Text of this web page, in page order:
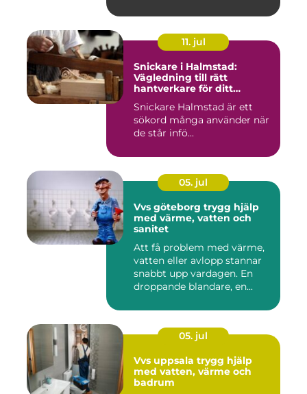
11. jul
Snickare i Halmstad:
Vägledning till rätt
hantverkare för ditt
Snickare Halmstad är ett
sökord många använder när
de står infö...
05. jul
Vvs göteborg trygg hjälp
med värme, vatten och
sanitet
Att få problem med värme,
vatten eller avlopp stannar
snabbt upp vardagen. En
droppande blandare, en...
05. jul
Vvs uppsala trygg hjälp
med vatten, värme och
badrum